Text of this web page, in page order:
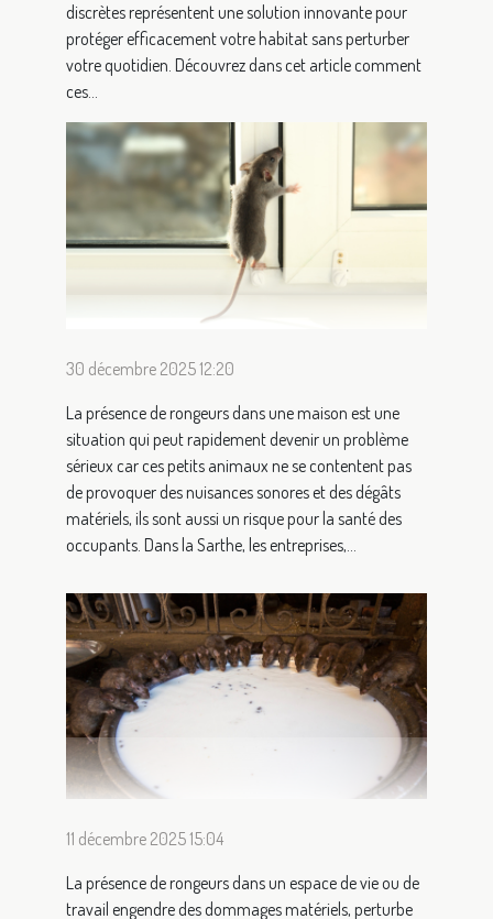
discrètes représentent une solution innovante pour
protéger efficacement votre habitat sans perturber
votre quotidien. Découvrez dans cet article comment
ces...
30 décembre 2025 12:20
La présence de rongeurs dans une maison est une
situation qui peut rapidement devenir un problème
sérieux car ces petits animaux ne se contentent pas
de provoquer des nuisances sonores et des dégâts
matériels, ils sont aussi un risque pour la santé des
occupants. Dans la Sarthe, les entreprises,...
11 décembre 2025 15:04
La présence de rongeurs dans un espace de vie ou de
travail engendre des dommages matériels, perturbe